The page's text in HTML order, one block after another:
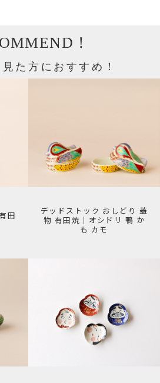
！
た方におすすめ！
田
デッドストック おしどり 蓋
物 有田焼｜オシドリ 鴨 か
も カモ